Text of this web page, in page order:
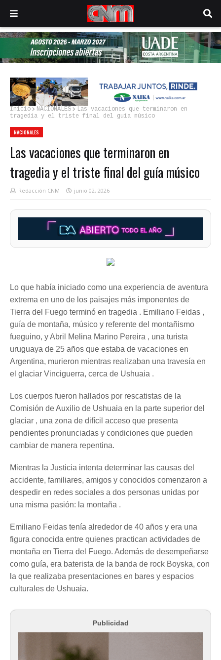
Inicio NACIONALES
Las vacaciones que terminaron en
tragedia y el triste final del guía músico
NACIONALES
Las vacaciones que terminaron en
tragedia y el triste final del guía músico
Redacción CNM junio 02, 2026
Lo que había iniciado como una experiencia de aventura
extrema en uno de los paisajes más imponentes de
Tierra del Fuego terminó en tragedia . Emiliano Feidas ,
guía de montaña, músico y referente del montañismo
fueguino, y Abril Melina Marino Pereira , una turista
uruguaya de 25 años que estaba de vacaciones en
Argentina, murieron mientras realizaban una travesía en
el glaciar Vinciguerra, cerca de Ushuaia .
Los cuerpos fueron hallados por rescatistas de la
Comisión de Auxilio de Ushuaia en la parte superior del
glaciar , una zona de difícil acceso que presenta
pendientes pronunciadas y condiciones que pueden
cambiar de manera repentina.
Mientras la Justicia intenta determinar las causas del
accidente, familiares, amigos y conocidos comenzaron a
despedir en redes sociales a dos personas unidas por
una misma pasión: la montaña .
Emiliano Feidas tenía alrededor de 40 años y era una
figura conocida entre quienes practican actividades de
montaña en Tierra del Fuego. Además de desempeñarse
como guía, era baterista de la banda de rock Boyska, con
la que realizaba presentaciones en bares y espacios
culturales de Ushuaia.
Publicidad